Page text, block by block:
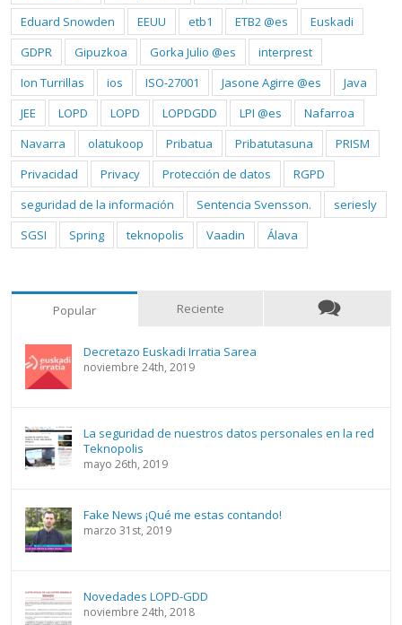
Eduard Snowden
EEUU etb1 ETB2 @es
Euskadi
GDPR
Gipuzkoa Gorka Julio @es
interprest
Ion Turrillas
ios ISO-27001 Jasone Agirre @es
Java
JEE
LOPD LOPD LOPDGDD LPI @es
Nafarroa
Navarra
olatukoop Pribatua Pribatutasuna
PRISM
Privacidad
Privacy Protección de datos
RGPD
seguridad de la información
Sentencia Svensson.
seriesly
SGSI
Spring teknopolis Vaadin Álava
Popular Reciente
Decretazo Euskadi Irratia Sarea
noviembre 24th, 2019
La seguridad de nuestros datos personales en la red
Teknopolis
mayo 26th, 2019
Fake News ¡Qué me estas contando!
marzo 31st, 2019
Novedades LOPD-GDD
noviembre 24th, 2018